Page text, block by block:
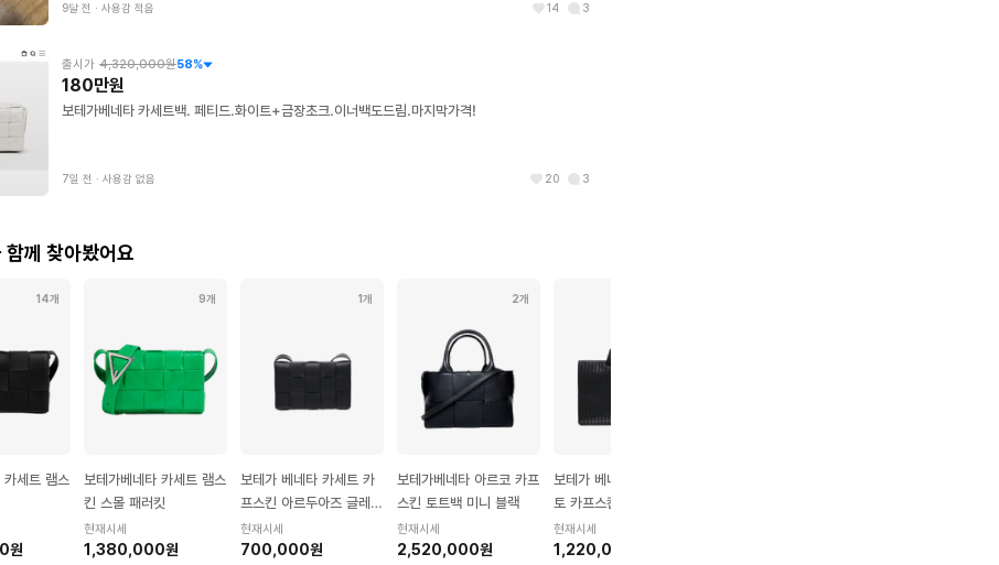
9달 전 ∙ 사용감 적음 14 3
출시가 4,320,000원58%
180만원
보테가베네타 카세트백. 페티드.화이트+금장초크.이너백도드림.마지막가격!
7일 전 ∙ 사용감 없음 20 3
함께 찾아봤어요
14개
카세트 램스
원
9개
보테가베네타 카세트 램스
킨 스몰 패러킷
현재시세
1,380,000원
1개
보테가 베네타 카세트 카
프스킨 아르두아즈 글레이
셔
현재시세
700,000원
2개
보테가베네타 아르코 카프
스킨 토트백 미니 블랙
현재시세
2,520,000원
보테가 베네타 인트레치아
토 카프스킨 브리프케이스
블랙
현재시세
1,220,000원